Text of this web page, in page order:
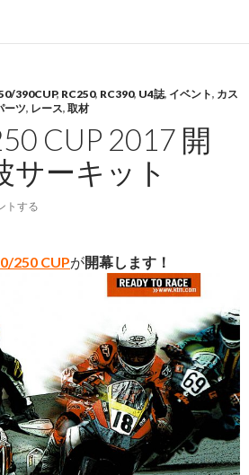
390CUP, RC250, RC390, U4誌, イベント, カス
ーツ, レース, 取材
CUP 2017 開
サーキット
トする
250 CUPが開幕します！